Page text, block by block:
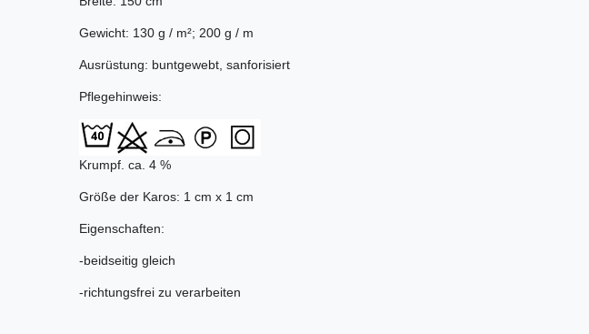
Gewicht: 130 g / m²; 200 g / m
Ausrüstung: buntgewebt, sanforisiert
Pflegehinweis:
Krumpf. ca. 4 %
Größe der Karos: 1 cm x 1 cm
Eigenschaften:
-beidseitig gleich
-richtungsfrei zu verarbeiten